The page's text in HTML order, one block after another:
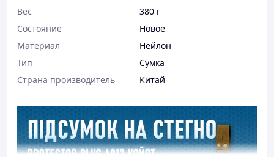
Вес
380 г
Состояние
Новое
Материал
Нейлон
Тип
Сумка
Страна производитель
Китай